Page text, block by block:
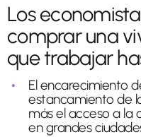
Los
comprar una
que trabajar
El encarecimiento
estancamiento de
más el acceso a la
en grandes